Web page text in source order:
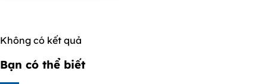
Không có kết quả
Bạn có thể biết